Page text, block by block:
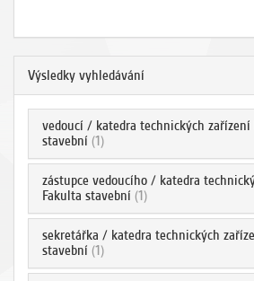
Výsledky vyhledávání
vedoucí / katedra technických
stavební (1)
zástupce vedoucího / katedra
Fakulta stavební (1)
sekretářka / katedra technických
stavební (1)